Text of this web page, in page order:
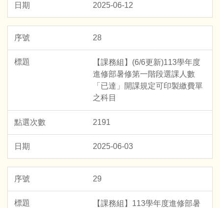
2025-06-12
28
【課務組】(6/6更新)113學年度
進修部暑修第一階段選課人數
「已達」開課規定可印製繳費單
之科目
2191
2025-06-03
29
【課務組】113學年度進修部暑